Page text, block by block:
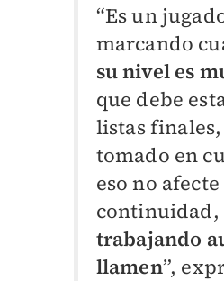
“Es un
marcando
su nivel es
que debe
listas
tomado en
eso no afecte
continuidad,
trabajando
llamen”,